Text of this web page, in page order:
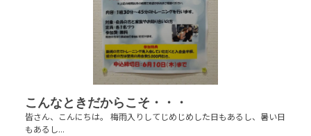
こんなときだからこそ・・・
皆さん、こんにちは。 梅雨入りしてじめじめした日もあるし、暑い日
もあるし...